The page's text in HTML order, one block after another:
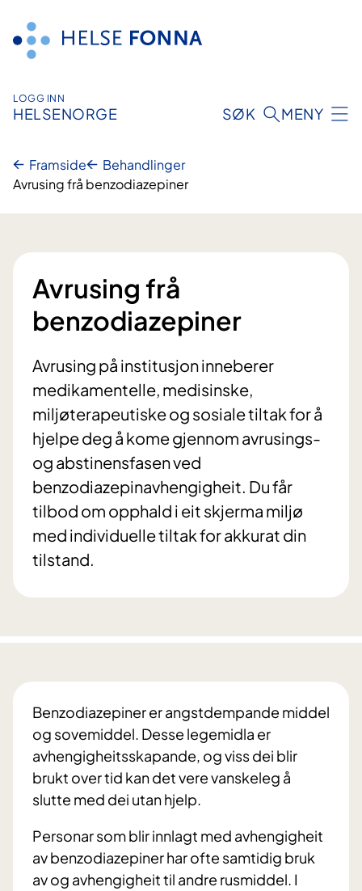
innhald
LOGG INN
HELSENORGE SØK MENY
Framside
Behandlinger
Avrusing frå benzodiazepiner
Avrusing frå
benzodiazepiner
Avrusing på institusjon inneberer
medikamentelle, medisinske,
miljøterapeutiske og sosiale tiltak for å
hjelpe deg å kome gjennom avrusings-
og abstinensfasen ved
benzodiazepinavhengigheit. Du får
tilbod om opphald i eit skjerma miljø
med individuelle tiltak for akkurat din
tilstand.
Benzodiazepiner er angstdempande middel
og sovemiddel. Desse legemidla er
avhengigheitsskapande, og viss dei blir
brukt over tid kan det vere vanskeleg å
slutte med dei utan hjelp.
Personar som blir innlagt med avhengigheit
av benzodiazepiner har ofte samtidig bruk
av og avhengigheit til andre rusmiddel. I